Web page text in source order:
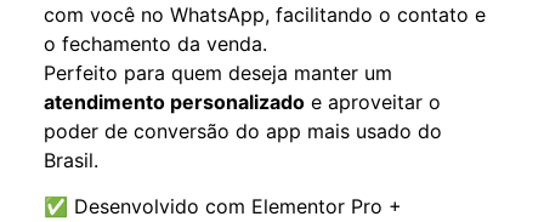
com você no WhatsApp, facilitando o contato e
o fechamento da venda.
Perfeito para quem deseja manter um
atendimento personalizado e aproveitar o
poder de conversão do app mais usado do
Brasil.
✅ Desenvolvido com Elementor Pro +